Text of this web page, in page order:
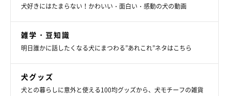
犬好きにはたまらない！かわいい・面白い・感動の犬の動画
雑学・豆知識
明日誰かに話したくなる犬にまつわる”あれこれ”ネタはこちら
犬グッズ
犬との暮らしに意外と使える100均グッズから、犬モチーフの雑貨